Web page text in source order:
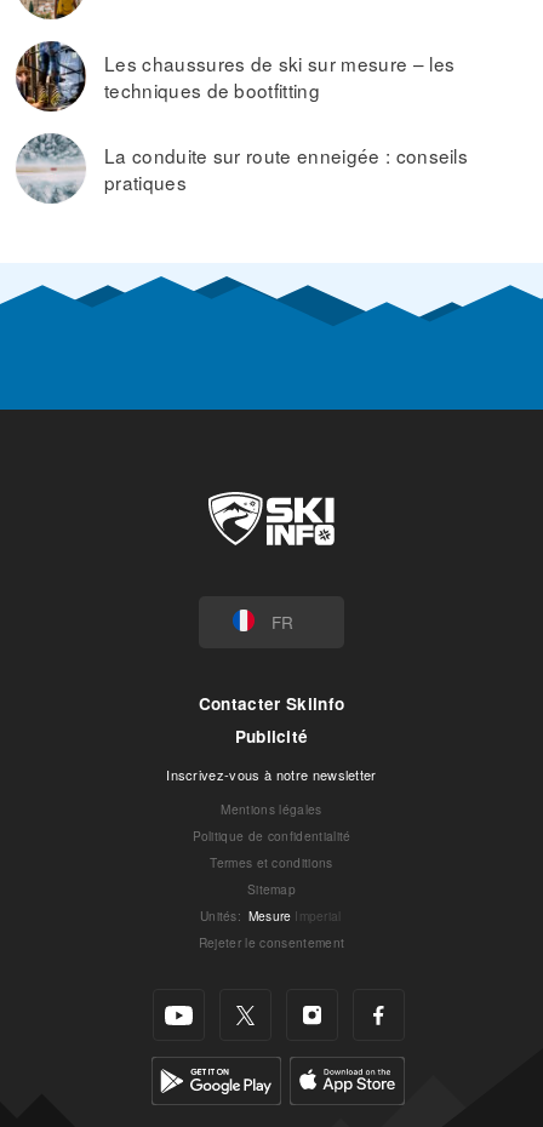
Les chaussures de ski sur mesure – les
techniques de bootfitting
La conduite sur route enneigée : conseils
pratiques
FR
Contacter Skiinfo
Publicité
Inscrivez-vous à notre newsletter
Mentions légales
Politique de confidentialité
Termes et conditions
Sitemap
Unités: Mesure Imperial
Rejeter le consentement